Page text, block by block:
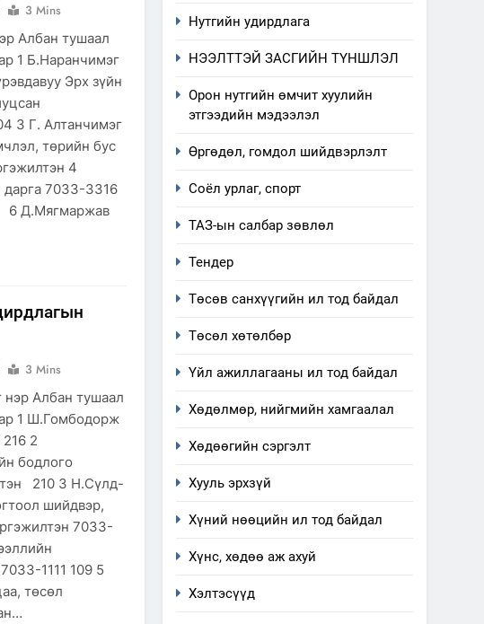
3 Mins
Албан тушаал
1 Б.Наранчимэг
Эрх зүйн
3 Г. Алтанчимэг
төрийн бус
4
дарга 7033-3316
6 Д.Мягмаржав
3 Mins
нэр Албан тушаал
1 Ш.Гомбодорж
2
бодлого
210 3 Н.Сүлд-
шийдвэр,
7033-
1111 109 5
төсөл
Нутгийн удирдлага
НЭЭЛТТЭЙ ЗАСГИЙН ТҮНШЛЭЛ
Орон нутгийн өмчит хуулийн
этгээдийн мэдээлэл
Өргөдөл, гомдол шийдвэрлэлт
Соёл урлаг, спорт
ТАЗ-ын салбар зөвлөл
Тендер
Төсөв санхүүгийн ил тод байдал
Төсөл хөтөлбөр
Үйл ажиллагааны ил тод байдал
Хөдөлмөр, нийгмийн хамгаалал
Хөдөөгийн сэргэлт
Хууль эрхзүй
Хүний нөөцийн ил тод байдал
Хүнс, хөдөө аж ахуй
Хэлтэсүүд
салбар зөвлөл” аяны
хүрээнд зохион байгуулах
ТАЗ-ЫН САЛБАР ЗӨВЛӨЛ
6
аудитын дүгнэлт
Үйл ажиллагаандаа мөрдөж